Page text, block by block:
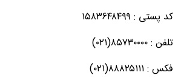
کد پستی : ۱۵۸۳۶۴۸۴۹۹
تلفن : ۸۵۷۳۰۰۰۰(۰۲۱)
فکس : ۸۸۸۲۵۱۱۱(۰۲۱)